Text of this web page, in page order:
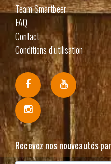
Team Smartbeer
FAQ
Contact
Conditions d’utilisation
Recevez nos nouveautés